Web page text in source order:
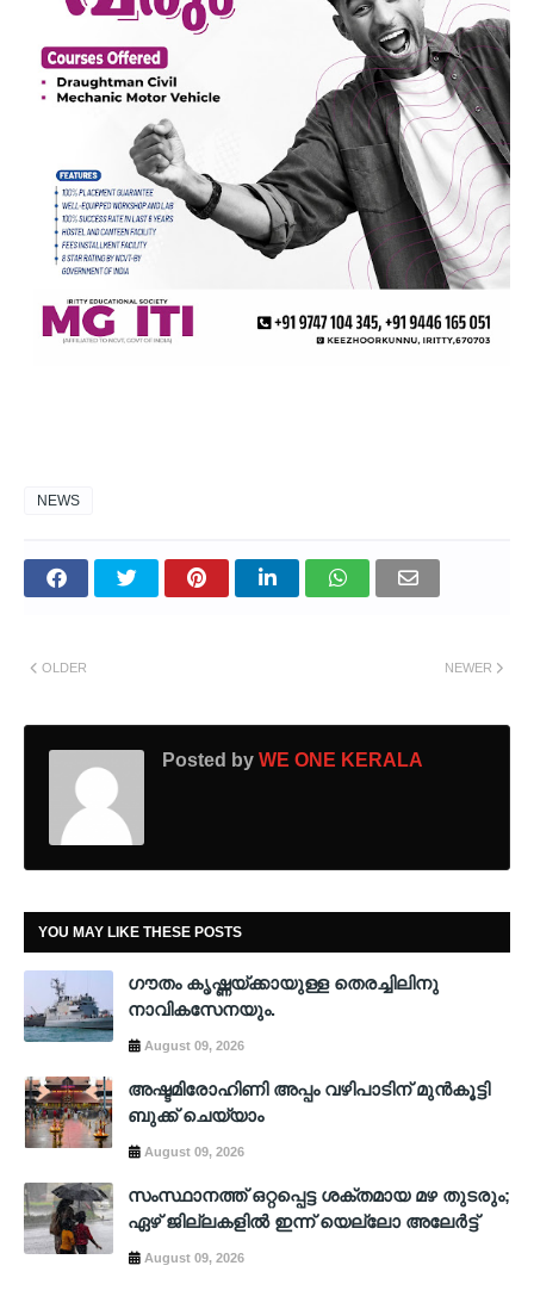
NEWS
NEWER
OLDER
Posted by WE ONE KERALA
YOU MAY LIKE THESE POSTS
ഗൗതം കൃഷ്ണയ്ക്കായുള്ള തെരച്ചിലിനു
നാവികസേനയും.
August 09, 2026
അഷ്ടമിരോഹിണി അപ്പം വഴിപാടിന് മുൻകൂട്ടി
ബുക്ക് ചെയ്യാം
August 09, 2026
സംസ്ഥാനത്ത് ഒറ്റപ്പെട്ട ശക്തമായ മഴ തുടരും;
ഏഴ് ജില്ലകളില്‍ ഇന്ന് യെല്ലോ അലേര്‍ട്ട്
August 09, 2026